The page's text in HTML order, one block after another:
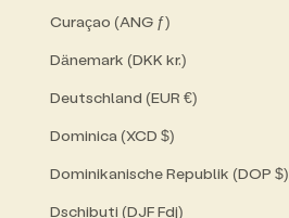
Curaçao (ANG ƒ)
Dänemark (DKK kr.)
Deutschland (EUR €)
Dominica (XCD $)
Dominikanische Republik (DOP $)
Dschibuti (DJF Fdj)